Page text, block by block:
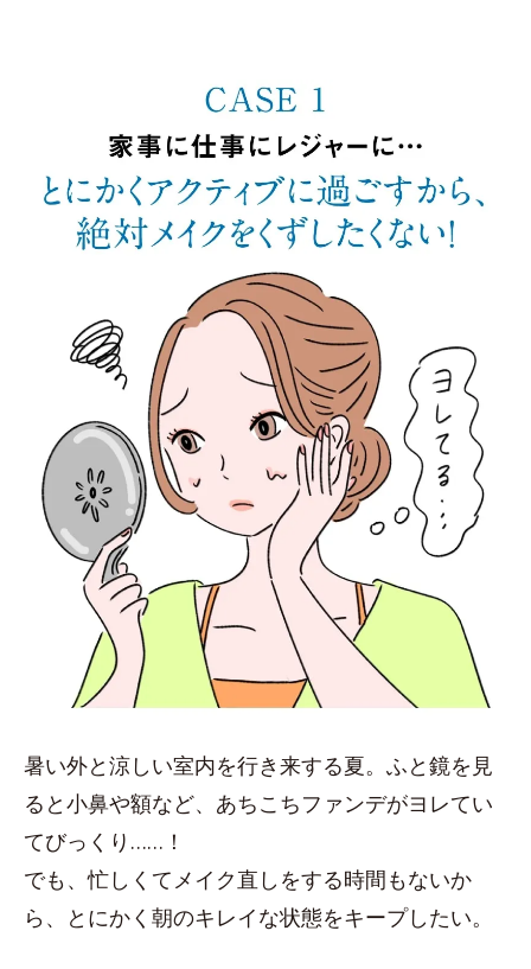
暑い外と涼しい室内を行き来する夏。ふと鏡を見
ると小鼻や額など、あちこちファンデがヨレてい
てびっくり……！
でも、忙しくてメイク直しをする時間もないか
ら、とにかく朝のキレイな状態をキープしたい。